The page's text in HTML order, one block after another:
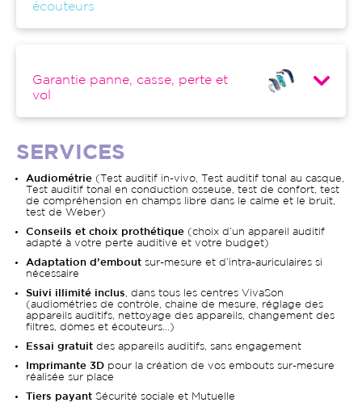
écouteurs
Garantie panne, casse, perte et
vol
SERVICES
Audiométrie (Test auditif in-vivo, Test auditif tonal au casque,
Test auditif tonal en conduction osseuse, test de confort, test
de compréhension en champs libre dans le calme et le bruit,
test de Weber)
Conseils et choix prothétique (choix d’un appareil auditif
adapté à votre perte auditive et votre budget)
Adaptation d’embout sur-mesure et d’intra-auriculaires si
nécessaire
Suivi illimité inclus, dans tous les centres VivaSon
(audiométries de contrôle, chaine de mesure, réglage des
appareils auditifs, nettoyage des appareils, changement des
filtres, dômes et écouteurs…)
Essai gratuit des appareils auditifs, sans engagement
Imprimante 3D pour la création de vos embouts sur-mesure
réalisée sur place
Tiers payant Sécurité sociale et Mutuelle